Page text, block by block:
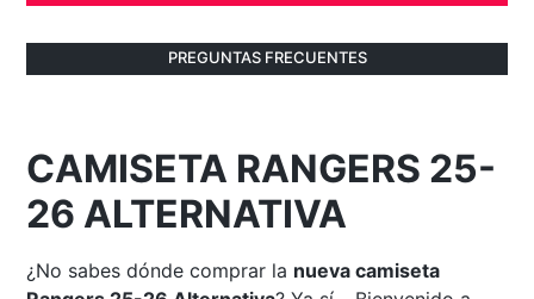
PREGUNTAS FRECUENTES
CAMISETA RANGERS 25-
26 ALTERNATIVA
¿No sabes dónde comprar la nueva camiseta